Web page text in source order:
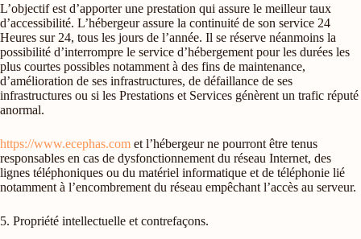
L’objectif est d’apporter une prestation qui assure le meilleur taux
d’accessibilité. L’hébergeur assure la continuité de son service 24
Heures sur 24, tous les jours de l’année. Il se réserve néanmoins la
possibilité d’interrompre le service d’hébergement pour les durées les
plus courtes possibles notamment à des fins de maintenance,
d’amélioration de ses infrastructures, de défaillance de ses
infrastructures ou si les Prestations et Services génèrent un trafic réputé
anormal.
https://www.ecephas.com et l’hébergeur ne pourront être tenus
responsables en cas de dysfonctionnement du réseau Internet, des
lignes téléphoniques ou du matériel informatique et de téléphonie lié
notamment à l’encombrement du réseau empêchant l’accès au serveur.
5. Propriété intellectuelle et contrefaçons.